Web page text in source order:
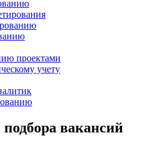
проектами
учету
вакансий